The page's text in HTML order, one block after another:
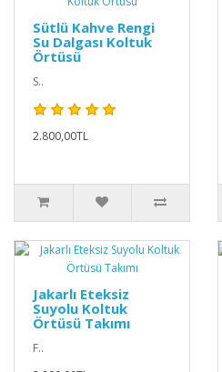
Sütlü Kahve Rengi
Su Dalgası Koltuk
Örtüsü
S..
2.800,00TL
Jakarlı Eteksiz
Suyolu Koltuk
Örtüsü Takımı
F..